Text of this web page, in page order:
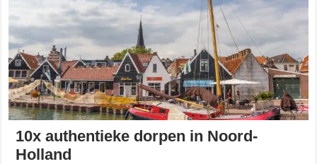
10x authentieke dorpen in Noord-
Holland